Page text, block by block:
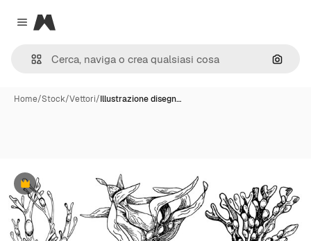
Close menu
Magnific
Cerca
Home/Stock/Vettori/Illustrazione disegn…
Premium